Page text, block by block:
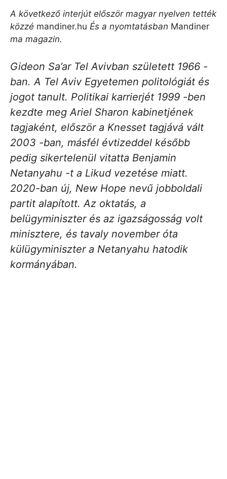
A következő interjút először magyar nyelven tették
közzé mandiner.hu És a nyomtatásban Mandiner
ma magazin.
Gideon Sa’ar Tel Avivban született 1966 -
ban. A Tel Aviv Egyetemen politológiát és
jogot tanult. Politikai karrierjét 1999 -ben
kezdte meg Ariel Sharon kabinetjének
tagjaként, először a Knesset tagjává vált
2003 -ban, másfél évtizeddel később
pedig sikertelenül vitatta Benjamin
Netanyahu -t a Likud vezetése miatt.
2020-ban új, New Hope nevű jobboldali
partit alapított. Az oktatás, a
belügyminiszter és az igazságosság volt
minisztere, és tavaly november óta
külügyminiszter a Netanyahu hatodik
kormányában.